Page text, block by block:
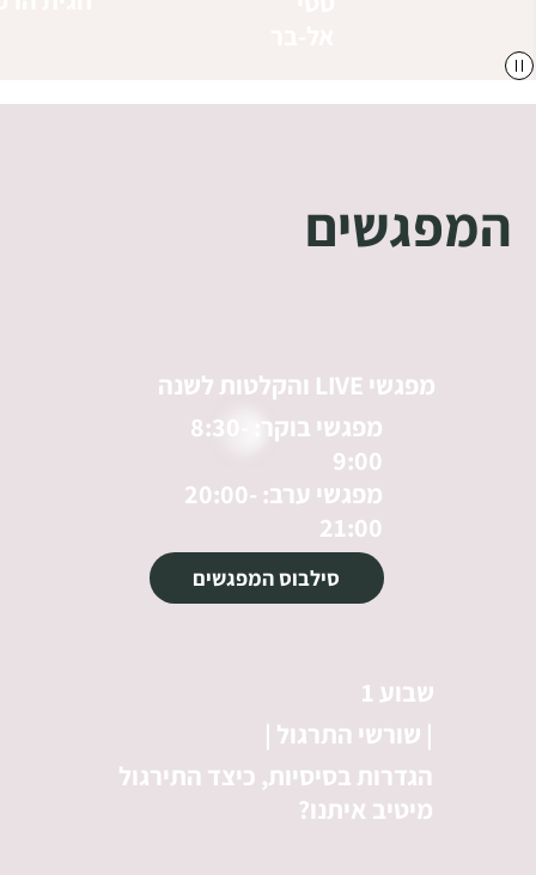
המפגשים
סילבוס המפגשים
מפגשי בוקר: 8:30-
9:00
מפגשי ערב: 20:00-
21:00
מפגשי LIVE והקלטות לשנה
הגדרות בסיסיות, כיצד התירגול
מיטיב איתנו?
| שורשי התרגול |
שבוע 1